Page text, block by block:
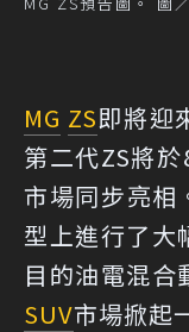
MG ZS即將迎
第二代ZS將
市場同步亮相
型上進行了大
目的油電混合
SUV市場掀起